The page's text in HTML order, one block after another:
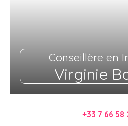
Conseillère en
Virginie
+33 7 66 58